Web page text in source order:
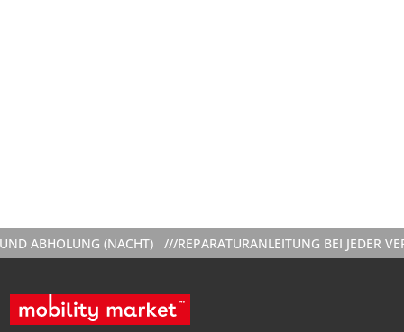
(NACHT) ///REPARATURANLEITUNG BEI JEDER